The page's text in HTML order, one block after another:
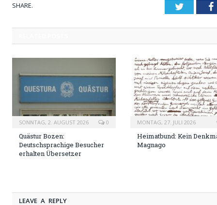
SHARE. Twitter
SONNTAG, 2. AUGUST 2026 0
Quästur Bozen:
Deutschsprachige Besucher
erhalten Übersetzer
MONTAG, 27. JULI 2026
Heimatbund: Kein
Magnago
LEAVE A REPLY